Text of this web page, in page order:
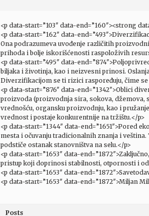
<p data-start=”103″ data-end=”160″><strong
<p data-start=”162″ data-
Ona podrazumeva uvođenje različitih
prihoda i bolje iskorišćenosti raspoloživih
<p data-start=”495″ data-
biljaka i životinja, kao i neizvesni prinosi.
Diverzifikacijom se ti rizici raspoređuju, čime
<p data-start=”876″ data-end=”1342″>Oblici
proizvoda (proizvodnja sira, sokova, džemova,
vrednošću, organsku proizvodnju, kao i
vrednost i postaje konkurentnije na tržištu.</p>
<p data-start=”1344″ data-
mesta i očuvanju tradicionalnih znanja i
podstiče ostanak stanovništva na selu.</p>
<p data-start=”1653″ data-
pristup koji doprinosi stabilnosti, otpornosti i
<p data-start=”1653″ data-
<p data-start=”1653″ data-end=”1872″>Miljan
Posts